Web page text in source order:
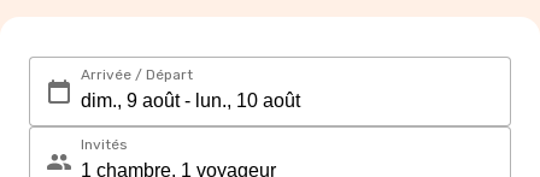
Arrivée / Départ
Invités